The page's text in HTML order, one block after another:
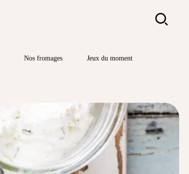
Rechercher
Nos fromages Jeux du moment